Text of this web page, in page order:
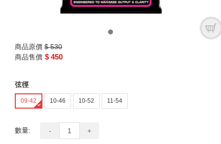
商品原價 $ 530
商品售價 $ 450
弦徑
09-42 10-46 10-52 11-54
數量: - +